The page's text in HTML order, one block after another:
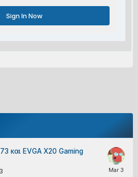
Sign In Now
και EVGA X20 Gaming